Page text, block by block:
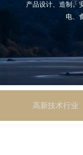
产品设计、造制、
电、
高新技术行业